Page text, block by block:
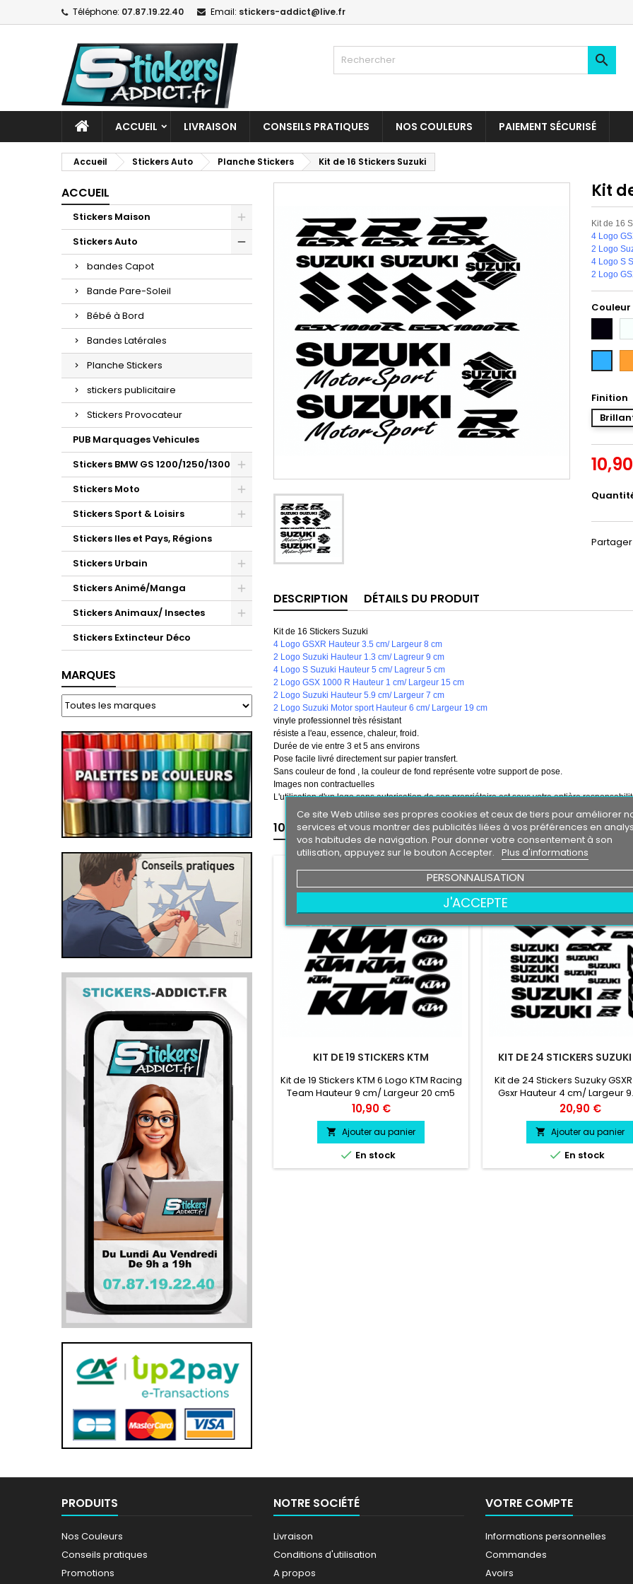
Téléphone: 07.87.19.22.40 Email: stickers-addict@live.fr

ACCUEIL LIVRAISON CONSEILS PRATIQUES NOS COULEURS PAIEMENT SÉCURISÉ
Accueil Stickers Auto Planche Stickers Kit de 16 Stickers Suzuki
ACCUEIL
Stickers Maison
Stickers Auto
bandes Capot
Bande Pare-Soleil
Bébé à Bord
Bandes Latérales
Planche Stickers
stickers publicitaire
Stickers Provocateur
PUB Marquages Vehicules
Stickers BMW GS 1200/1250/1300
Stickers Moto
Stickers Sport & Loisirs
Stickers Iles et Pays, Régions
Stickers Urbain
Stickers Animé/Manga
Stickers Animaux/ Insectes
Stickers Extincteur Déco
MARQUES
Kit
Kit de 16
4 Logo
2 Logo
4 Logo S
2 Logo
Couleur
Intense
Finition
Partager
DESCRIPTION DÉTAILS DU PRODUIT
Kit de 16 Stickers Suzuki
4 Logo GSXR Hauteur 3.5 cm/ Largeur 8 cm
2 Logo Suzuki Hauteur 1.3 cm/ Lagreur 9 cm
4 Logo S Suzuki Hauteur 5 cm/ Lagreur 5 cm
2 Logo GSX 1000 R Hauteur 1 cm/ Largeur 15 cm
2 Logo Suzuki Hauteur 5.9 cm/ Largeur 7 cm
2 Logo Suzuki Motor sport Hauteur 6 cm/ Largeur 19 cm
vinyle professionnel très résistant
résiste a l'eau, essence, chaleur, froid.
Durée de vie entre 3 et 5 ans environs
Pose facile livré directement sur papier transfert.
Sans couleur de fond , la couleur de fond représente votre support de pose.
Images non contractuelles
L'utilisation d'un logo sans autorisation de son propriétaire est sous votre entière
10 AUTRES PRODUITS DANS LA MÊME CATÉGORIE :
KIT DE 19 STICKERS KTM
Kit de 19 Stickers KTM 6 Logo KTM Racing
Team Hauteur 9 cm/ Largeur 20 cm5
Logo Mini KTM Hauteur 1.5 cm/ Lagreur 5
cm2 Logo Moyen KTM Hauteur 3.1 cm/
Lagreur 10 cm2 Logo Maxi KTM Hauteur
6.2 cm/ Lagreur 20 cm4 Logo Badge
KTM Hauteur 4.1 cm/ Largeur 7 cm
Prix
10,90 €
 Ajouter au panier
 En stock
KIT DE 24 STICKERS
Kit de 24 Stickers Suzuky
Gsxr Hauteur 4 cm/ Largeur
Logo Gsxr Hauteur 2 cm/
cm2 Logo S Hauteur 7 cm/
cm2 Logo S Hauteur 3 cm/
cm
Prix
20,90 €
 Ajouter au panier
 En stock
PRODUITS
Nos Couleurs
Conseils pratiques
Promotions
NOTRE SOCIÉTÉ
Livraison
Conditions d'utilisation
A propos
VOTRE COMPTE
Informations personnelles
Commandes
Avoirs
Ce site Web utilise ses propres cookies et ceux de tiers pour améliorer
services et vous montrer des publicités liées à vos préférences en
vos habitudes de navigation. Pour donner votre consentement à son
utilisation, appuyez sur le bouton Accepter. Plus d'informations
PERSONNALISATION
J'ACCEPTE